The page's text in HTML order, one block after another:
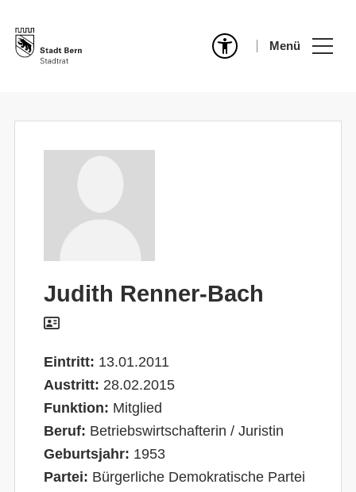
Menü
Judith Renner-Bach
Eintritt: 13.01.2011
Austritt: 28.02.2015
Funktion: Mitglied
Beruf: Betriebswirtschafterin / Juristin
Geburtsjahr: 1953
Partei: Bürgerliche Demokratische Partei